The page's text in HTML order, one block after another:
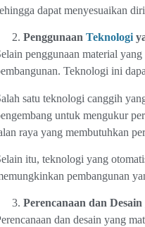
dapat menyesuaikan
Penggunaan Teknologi
penggunaan material
Teknologi ini
satu teknologi canggih
untuk mengukur
raya yang membutuhkan
itu, teknologi yang
pembangunan
Perencanaan dan
dan desain yang